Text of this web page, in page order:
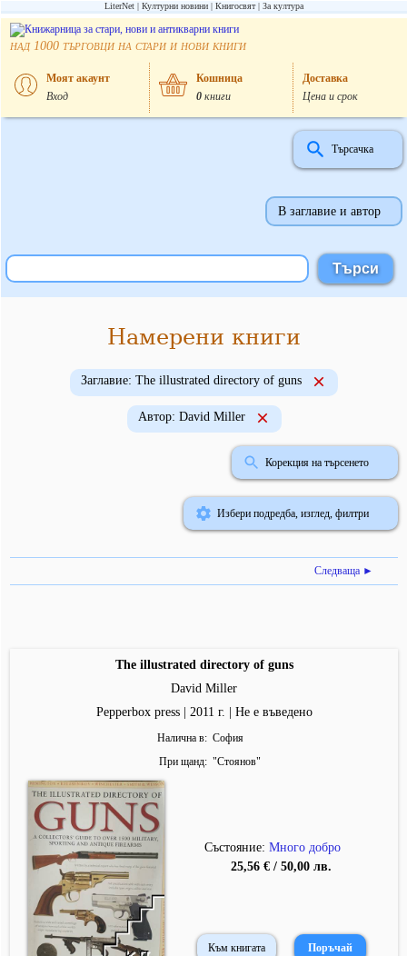
LiterNet Културни новини Книгосвят За култура
над 1000 търговци на стари и нови книги
Моят акаунт
Вход
Кошница
0книги
Доставка
Цена и срок
Търсачка
В заглавие и автор
Намерени книги
Заглавие: The illustrated directory of guns
Автор: David Miller
Корекция на търсенето
Избери подредба, изглед, филтри
Следваща ►
The illustrated directory of guns
David Miller
Pepperbox press | 2011 г. | Не е въведено
Налична в
София
При щанд
"Стоянов"
Състояние: Много добро
25,56 € / 50,00 лв.
Към книгата